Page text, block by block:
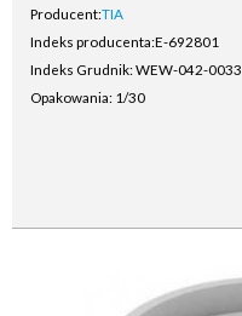
Producent:TIA
Indeks producenta:E-692801
Indeks Grudnik: WEW-042-0033
Opakowania: 1/30